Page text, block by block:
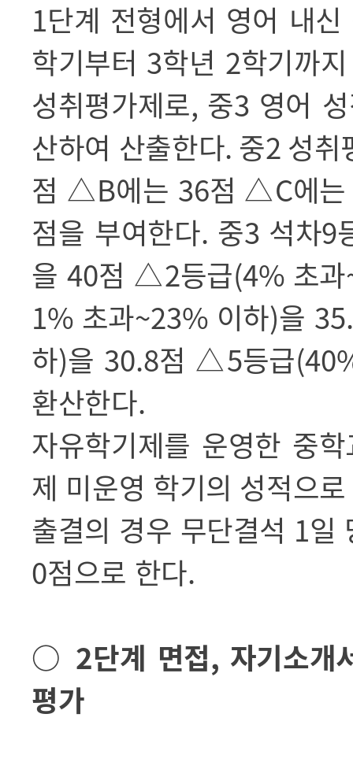
1단계 전형에서 영어 내
학기부터 3학년 2학기까
성취평가제로, 중3 영어
산하여 산출한다. 중2 성취
점 △B에는 36점 △C에
점을 부여한다. 중3 석차9
을 40점 △2등급(4% 초과
1% 초과~23% 이하)을
하)을 30.8점 △5등급
환산한다.
자유학기제를 운영한 중
제 미운영 학기의 성적으
출결의 경우 무단결석 1일
0점으로 한다.
○ 2단계 면접, 자기소개
평가